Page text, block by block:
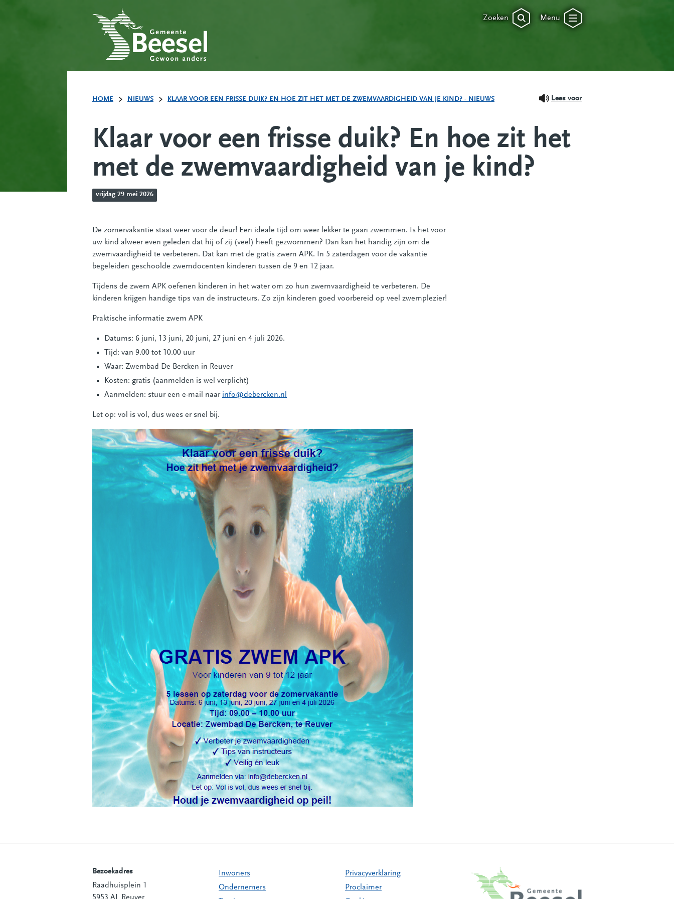
Zoeken Menu
HOME NIEUWS KLAAR VOOR EEN FRISSE DUIK? EN HOE ZIT HET MET DE ZWEMVAARDIGHEID VAN JE KIND? - NIEUWS Lees voor
Klaar voor een frisse duik? En hoe zit het
met de zwemvaardigheid van je kind?
vrijdag 29 mei 2026
De zomervakantie staat weer voor de deur! Een ideale tijd om weer lekker te gaan zwemmen. Is het voor
uw kind alweer even geleden dat hij of zij (veel) heeft gezwommen? Dan kan het handig zijn om de
zwemvaardigheid te verbeteren. Dat kan met de gratis zwem APK. In 5 zaterdagen voor de vakantie
begeleiden geschoolde zwemdocenten kinderen tussen de 9 en 12 jaar.
Tijdens de zwem APK oefenen kinderen in het water om zo hun zwemvaardigheid te verbeteren. De
kinderen krijgen handige tips van de instructeurs. Zo zijn kinderen goed voorbereid op veel zwemplezier!
Praktische informatie zwem APK
Datums: 6 juni, 13 juni, 20 juni, 27 juni en 4 juli 2026.
Tijd: van 9.00 tot 10.00 uur
Waar: Zwembad De Bercken in Reuver
Kosten: gratis (aanmelden is wel verplicht)
Aanmelden: stuur een e-mail naar info@debercken.nl
Let op: vol is vol, dus wees er snel bij.
Contactinformatie
Bezoekadres
Raadhuisplein 1
Inwoners
Ondernemers
Privacyverklaring
Proclaimer